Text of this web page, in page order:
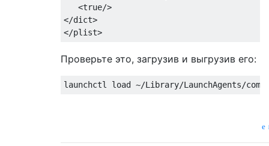
   <true/>
</dict>
Проверьте это, загрузив и выгрузив его: